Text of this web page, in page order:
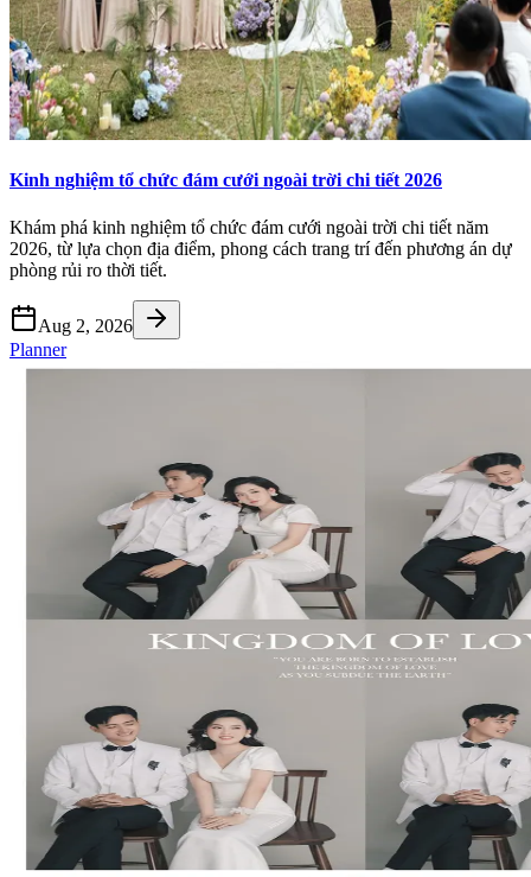
Kinh nghiệm tổ chức đám cưới ngoài trời chi tiết 2026
Khám phá kinh nghiệm tổ chức đám cưới ngoài trời chi tiết năm
2026, từ lựa chọn địa điểm, phong cách trang trí đến phương án dự
phòng rủi ro thời tiết.
Aug 2, 2026
Planner